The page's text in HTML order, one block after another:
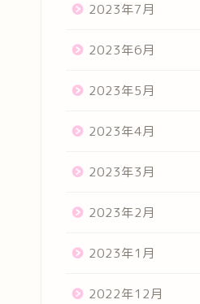
2023年7月
2023年6月
2023年5月
2023年4月
2023年3月
2023年2月
2023年1月
2022年12月